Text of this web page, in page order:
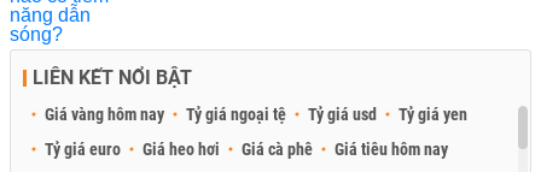
LIÊN KẾT NỔI BẬT
Giá vàng hôm nay Tỷ giá ngoại tệ Tỷ giá usd
Tỷ giá yen
Tỷ giá euro
Giá heo hơi Giá cà phê
Giá tiêu hôm nay